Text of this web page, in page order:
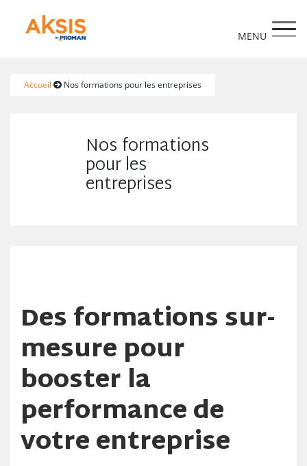
Accueil Nos formations pour les entreprises
Nos formations
pour les
entreprises
Des formations sur-
mesure pour
booster la
performance de
votre entreprise